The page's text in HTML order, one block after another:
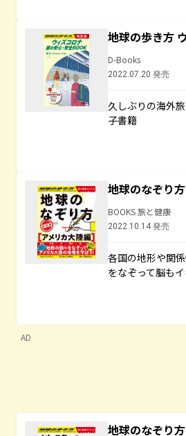
地球の歩き方
D-Books
2022.07.20 発売
久しぶりの海外
子書籍
地球のなぞり
BOOKS 旅と健康
2022.10.14 発売
各国の地形や関
をなぞって脳もイ
AD
地球のなぞり